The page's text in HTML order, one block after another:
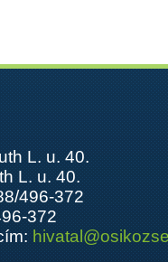
L. u. 40.
L. u. 40.
496-372
372